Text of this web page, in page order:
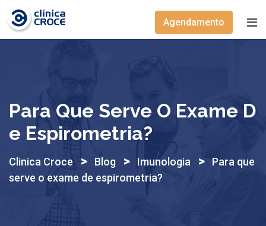
Skip
content
Agendamento
Para Que Serve O Exame D
E Espirometria?
Clinica Croce > Blog > Imunologia >
Para que
serve o exame de espirometria?